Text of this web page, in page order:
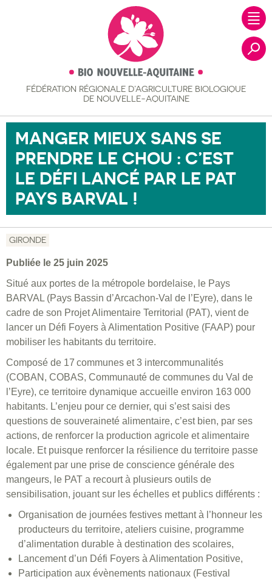
FÉDÉRATION RÉGIONALE D’AGRICULTURE BIOLOGIQUE
DE NOUVELLE-AQUITAINE
MANGER MIEUX SANS SE
PRENDRE LE CHOU : C’EST
LE DÉFI LANCÉ PAR LE PAT
PAYS BARVAL !
GIRONDE
Publiée le 25 juin 2025
Situé aux portes de la métropole bordelaise, le Pays
BARVAL (Pays Bassin d’Arcachon‑Val de l’Eyre), dans le
cadre de son Projet Alimentaire Territorial (PAT), vient de
lancer un Défi Foyers à Alimentation Positive (FAAP) pour
mobiliser les habitants du territoire.
Composé de 17 communes et 3 intercommunalités
(COBAN, COBAS, Communauté de communes du Val de
l’Eyre), ce territoire dynamique accueille environ 163 000
habitants. L’enjeu pour ce dernier, qui s’est saisi des
questions de souveraineté alimentaire, c’est bien, par ses
actions, de renforcer la production agricole et alimentaire
locale. Et puisque renforcer la résilience du territoire passe
également par une prise de conscience générale des
mangeurs, le PAT a recourt à plusieurs outils de
sensibilisation, jouant sur les échelles et publics différents :
Organisation de journées festives mettant à l’honneur les
producteurs du territoire, ateliers cuisine, programme
d’alimentation durable à destination des scolaires,
Lancement d’un Défi Foyers à Alimentation Positive,
Participation aux évènements nationaux (Festival